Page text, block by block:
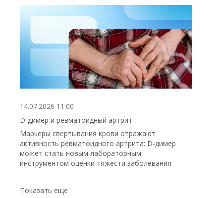
14.07.2026 11:00
D-димер и ревматоидный артрит
Маркеры свертывания крови отражают
активность ревматоидного артрита: D-димер
может стать новым лабораторным
инструментом оценки тяжести заболевания
Показать еще